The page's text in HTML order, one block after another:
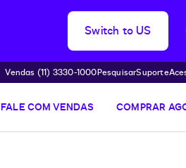
Switch to US
Vendas (11) 3330-1000PesquisarSuporte
FALE COM VENDAS COMPRAR